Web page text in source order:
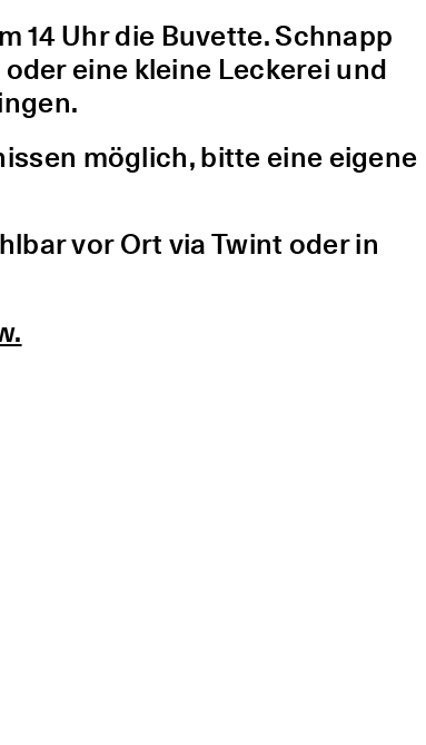
14 Uhr die Buvette. Schnapp
eine kleine Leckerei und
möglich, bitte eine eigene
vor Ort via Twint oder in